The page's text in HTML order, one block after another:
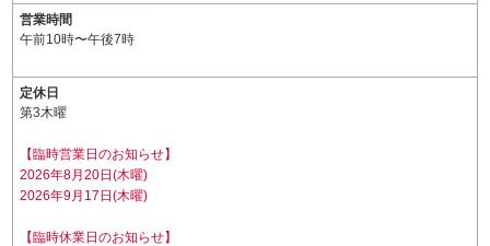
営業時間
午前10時〜午後7時
定休日
第3木曜
【臨時営業日のお知らせ】
2026年8月20日(木曜)
2026年9月17日(木曜)
【臨時休業日のお知らせ】